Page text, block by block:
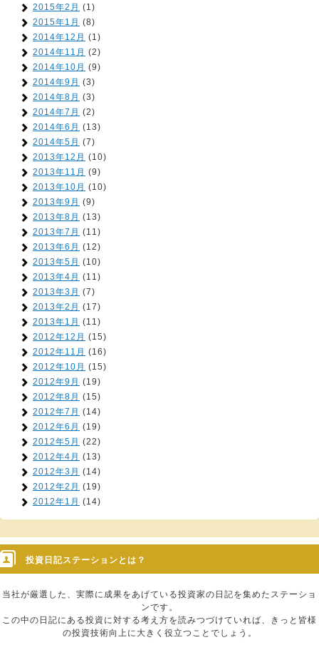
2015年2月 (1)
2015年1月 (8)
2014年12月 (1)
2014年11月 (2)
2014年10月 (9)
2014年9月 (3)
2014年8月 (3)
2014年7月 (2)
2014年6月 (13)
2014年5月 (7)
2013年12月 (10)
2013年11月 (9)
2013年10月 (10)
2013年9月 (9)
2013年8月 (13)
2013年7月 (11)
2013年6月 (12)
2013年5月 (10)
2013年4月 (11)
2013年3月 (7)
2013年2月 (17)
2013年1月 (11)
2012年12月 (15)
2012年11月 (16)
2012年10月 (15)
2012年9月 (19)
2012年8月 (15)
2012年7月 (14)
2012年6月 (19)
2012年5月 (22)
2012年4月 (13)
2012年3月 (14)
2012年2月 (19)
2012年1月 (14)
投資日記ステーションとは？
当社が厳選した、実際に成果をあげている投資家の日記を集めたステーショ
ンです。
この中の日記にある投資に対する考え方を読みつづけていれば、きっと皆様
の投資技術向上に大きく役立つことでしょう。